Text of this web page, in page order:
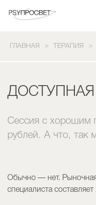
ГЛАВНАЯ ТЕРАПИЯ
ДОСТУПНАЯ
Сессия с хорошим
рублей. А что, так
Обычно — нет.
специалиста